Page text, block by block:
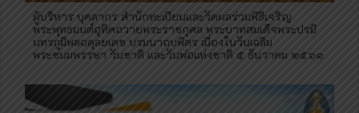
ผู้บริหาร​ บุคลากร​ สำนัก​ทะเบียน​และวัดผลร่วมพิธีเจริญ
พระพุทธมนต์อุทิศถวายพระราชกุศล พระบาทสมเด็จพระปรมิ
นทรภูมิพลอดุลยเดช บรมนาถบพิตร เนื่องในวันเฉลิม
พระชนมพรรษา วันชาติ และวันพ่อแห่งชาติ ๕ ธันวาคม ๒๕๖๑​